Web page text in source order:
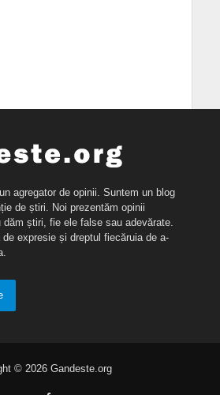
agregator de opinii. Suntem un blog
de știri. Noi prezentăm opinii
știri, fie ele false sau adevărate.
expresie și dreptul fiecăruia de a-
© 2026 Gandeste.org